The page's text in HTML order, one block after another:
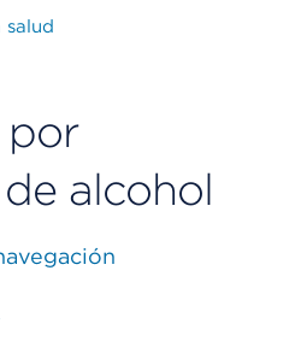
salud
por
alcohol